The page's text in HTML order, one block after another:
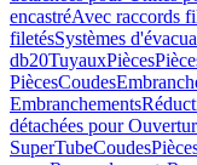
encastréAvec raccords
filetésSystèmes
db20TuyauxPièces
PiècesCoudes
Embranchements
détachées pour
SuperTubeCoudes